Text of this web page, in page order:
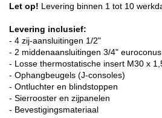
Let op! Levering binnen 1 tot 10
Levering inclusief:
- 4 zij-aansluitingen 1/2"
- 2 middenaansluitingen 3/4"
- Losse thermostatische insert M30 x
- Ophangbeugels (J-consoles)
- Ontluchter en blindstoppen
- Sierrooster en zijpanelen
- Bevestigingsmateriaal